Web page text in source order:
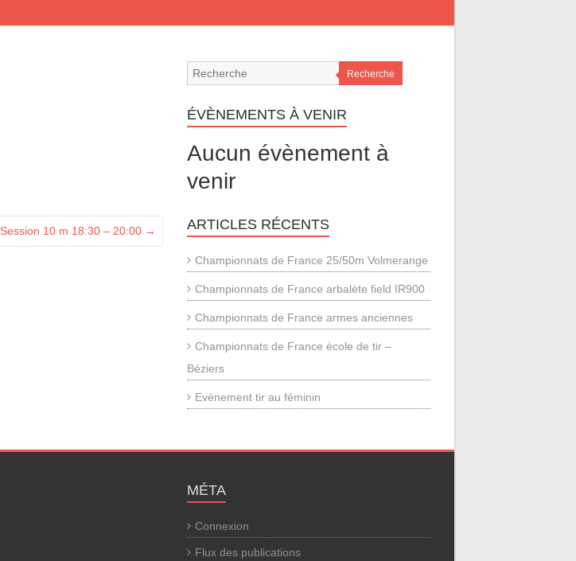
Session 10 m 18:30 – 20:00 →
Recherche
ÉVÈNEMENTS À VENIR
Aucun évènement à
venir
ARTICLES RÉCENTS
Championnats de France 25/50m Volmerange
Championnats de France arbalète field IR900
Championnats de France armes anciennes
Championnats de France école de tir –
Béziers
Evènement tir au féminin
MÉTA
Connexion
Flux des publications